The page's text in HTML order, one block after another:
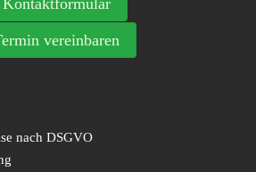
Kontaktformular
vereinbaren
nach DSGVO